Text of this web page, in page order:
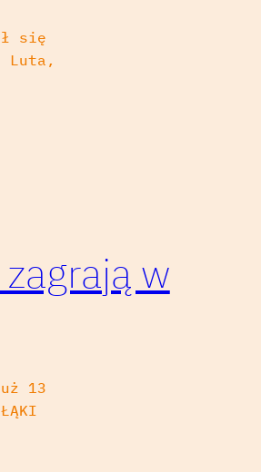
się
Luta,
w
13